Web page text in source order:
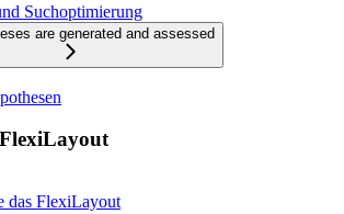
Suchoptimierung
are generated and assessed
das FlexiLayout